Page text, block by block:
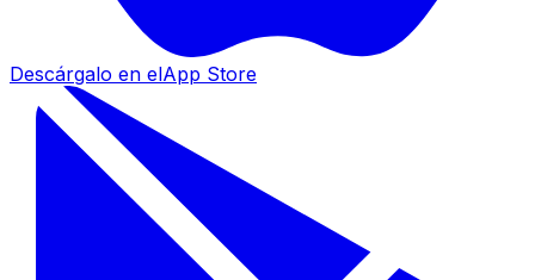
Descárgalo en elApp Store